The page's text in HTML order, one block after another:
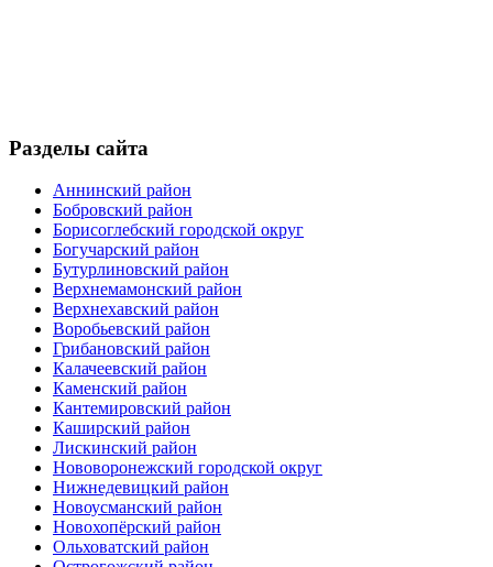
Разделы сайта
Аннинский район
Бобровский район
Борисоглебский городской округ
Богучарский район
Бутурлиновский район
Верхнемамонский район
Верхнехавский район
Воробьевский район
Грибановский район
Калачеевский район
Каменский район
Кантемировский район
Каширский район
Лискинский район
Нововоронежский городской округ
Нижнедевицкий район
Новоусманский район
Новохопёрский район
Ольховатский район